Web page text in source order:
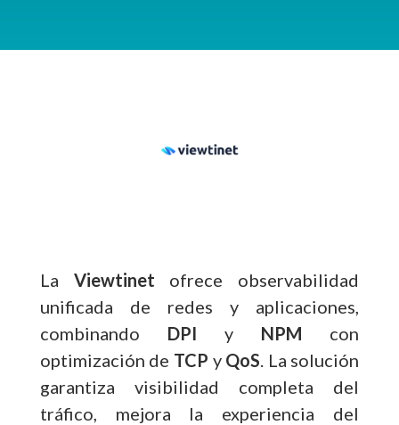
La Viewtinet ofrece observabilidad
unificada de redes y aplicaciones,
combinando DPI y NPM con
optimización de TCP y QoS . La solución
garantiza visibilidad completa del
tráfico, mejora la experiencia del